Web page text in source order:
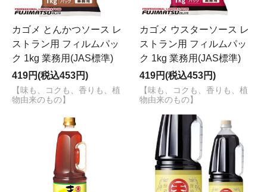
カゴメ とんかつソース レ
ストラン用 フィルムパッ
ク 1kg 業務用(JAS標準)
419円(税込453円)
【味も、コクも、香りも、植
物由来のもの】
カゴメ ウスターソース レ
ストラン用 フィルムパッ
ク 1kg 業務用(JAS標準)
419円(税込453円)
【味も、コクも、香りも、植
物由来のもの】